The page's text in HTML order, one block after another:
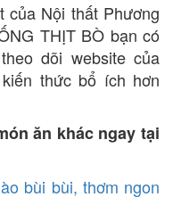
của Nội thất Phương
THỊT BÒ bạn có
dõi website của
thức bổ ích hơn
ăn khác ngay tại
bùi bùi, thơm ngon